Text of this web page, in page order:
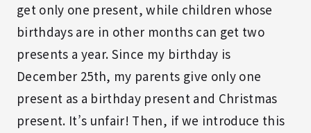
get only one present, while children whose
birthdays are in other months can get two
presents a year. Since my birthday is
December 25th, my parents give only one
present as a birthday present and Christmas
present. It’s unfair! Then, if we introduce this